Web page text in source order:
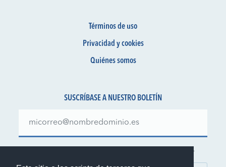
Términos de uso
Privacidad y cookies
Quiénes somos
SUSCRÍBASE A NUESTRO BOLETÍN
Manténgase al día sobre nuestras ofertas y novedades.